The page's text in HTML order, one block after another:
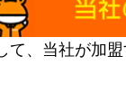
て、当社が加